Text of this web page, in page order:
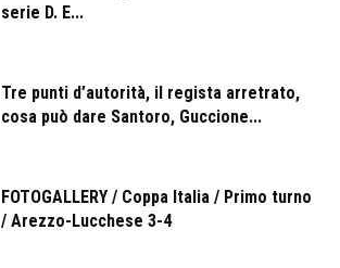
serie D. E...
Tre punti d’autorità, il regista arretrato,
cosa può dare Santoro, Guccione...
FOTOGALLERY / Coppa Italia / Primo turno
/ Arezzo-Lucchese 3-4